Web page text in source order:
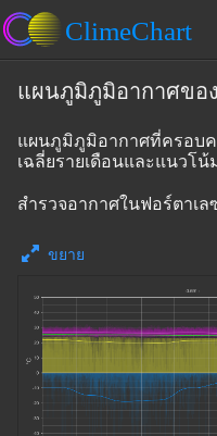
แผนภูมิภูมิอากาศขอ
แผนภูมิภูมิอากาศที่ครอบ
เฉลี่ยรายเดือนและแนวโ
สำรวจอากาศในฟอร์ตาเ
ขยาย